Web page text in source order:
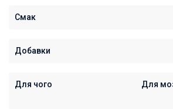
Смак
Добавки
Для чого
Для